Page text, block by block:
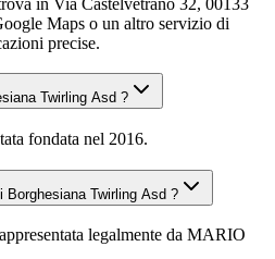
Maps o un altro servizio di
precise.
Twirling Asd ?
fondata nel 2016.
Borghesiana Twirling Asd ?
legalmente da MARIO